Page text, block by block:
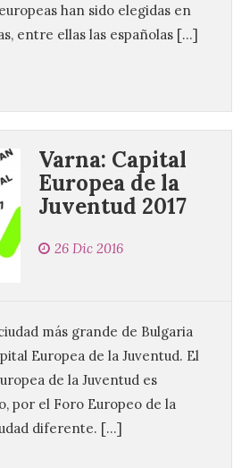
han sido elegidas en
entre ellas las españolas […]
Varna: Capital
Europea de la
Juventud 2017
26 Dic 2016
más grande de Bulgaria
Europea de la Juventud. El
de la Juventud es
por el Foro Europeo de la
diferente. […]